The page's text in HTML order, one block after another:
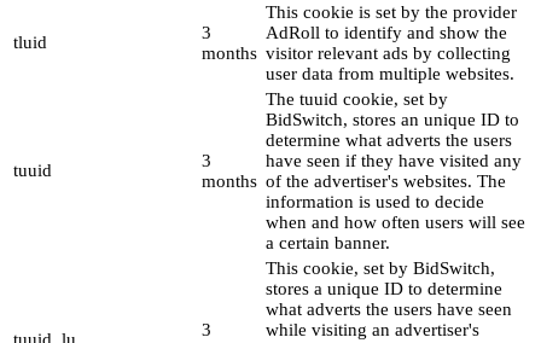
tluid
3
months
This cookie is set by the provider
AdRoll to identify and show the
visitor relevant ads by collecting
user data from multiple websites.
tuuid
3
months
The tuuid cookie, set by
BidSwitch, stores an unique ID to
determine what adverts the users
have seen if they have visited any
of the advertiser's websites. The
information is used to decide
when and how often users will see
a certain banner.
tuuid_lu
3
This cookie, set by BidSwitch,
stores a unique ID to determine
what adverts the users have seen
while visiting an advertiser's